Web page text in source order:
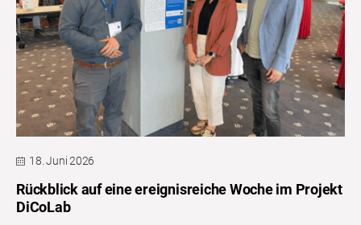
18. Juni 2026
Rückblick auf eine ereignisreiche Woche im Projekt
DiCoLab